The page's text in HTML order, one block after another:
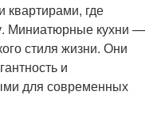
где
Миниатюрные кухни —
стиля жизни. Они
и
для современных